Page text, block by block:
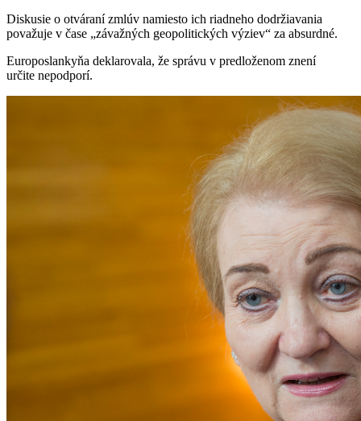
Diskusie o otváraní zmlúv namiesto ich riadneho dodržiavania
považuje v čase „závažných geopolitických výziev“ za absurdné.
Europoslankyňa deklarovala, že správu v predloženom znení
určite nepodporí.